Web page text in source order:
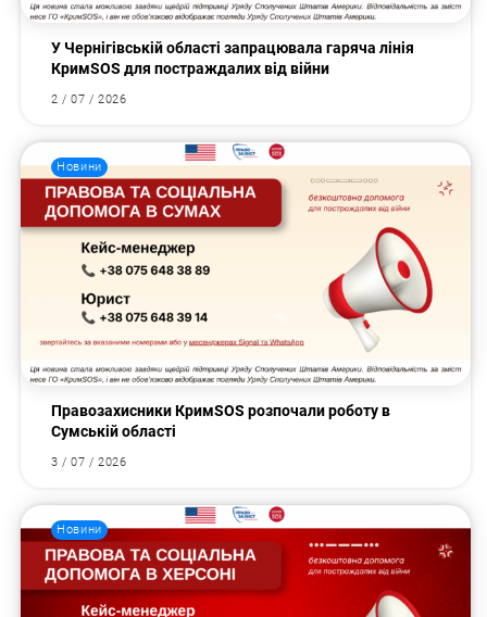
У Чернігівській області запрацювала гаряча лінія
КримSOS для постраждалих від війни
2 / 07 / 2026
Новини
Правозахисники КримSOS розпочали роботу в
Сумській області
3 / 07 / 2026
Новини